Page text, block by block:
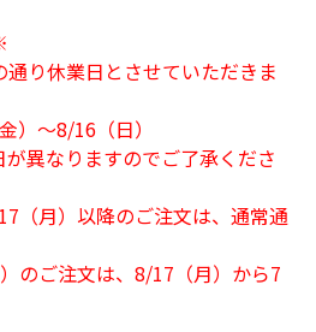
り休業日とさせていただきま
）～8/16（日）
異なりますのでご了承くださ
（月）以降のご注文は、通常通
のご注文は、8/17（月）から7